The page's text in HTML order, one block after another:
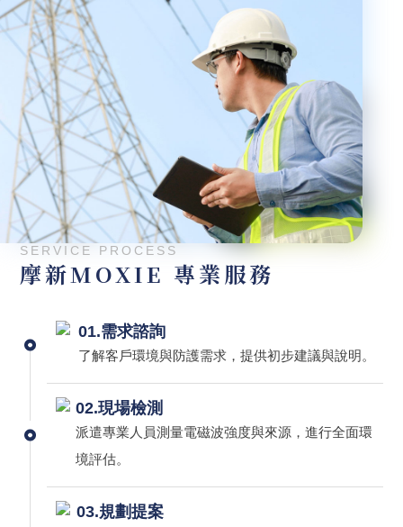
SERVICE PROCESS
摩新MOXIE 專業服務
01.需求諮詢
了解客戶環境與防護需求，提供初步建議與說明。
02.現場檢測
派遣專業人員測量電磁波強度與來源，進行全面環
境評估。
03.規劃提案